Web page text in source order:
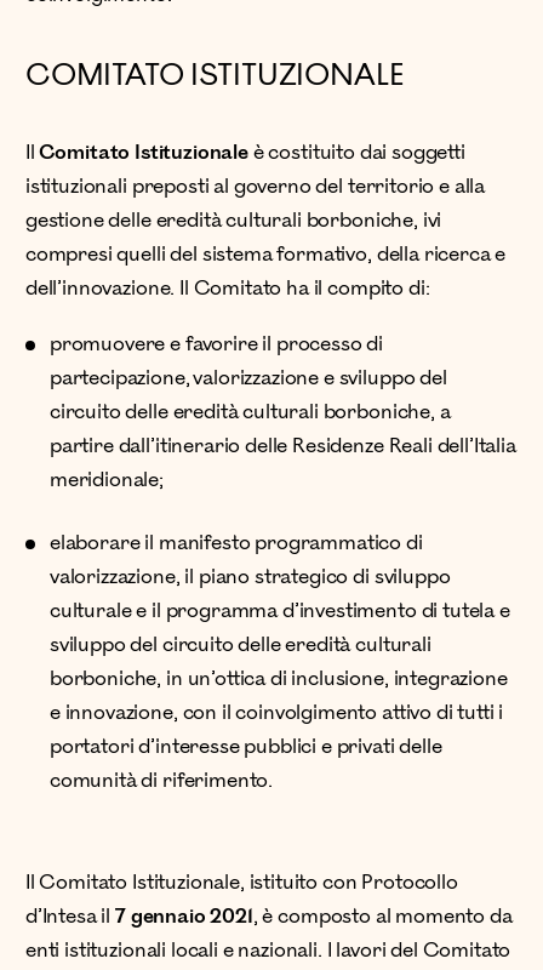
COMITATO ISTITUZIONALE
IlComitato Istituzionaleè costituito dai soggetti
istituzionali preposti al governo del territorio e alla
gestione delle eredità culturali borboniche, ivi
compresi quelli del sistema formativo, della ricerca e
dell’innovazione. Il Comitato ha il compito di:
promuovere e favorire il processo di
partecipazione, valorizzazione e sviluppo del
circuito delle eredità culturali borboniche, a
partire dall’itinerario delle Residenze Reali dell’Italia
meridionale;
elaborare il manifesto programmatico di
valorizzazione, il piano strategico di sviluppo
culturale e il programma d’investimento di tutela e
sviluppo del circuito delle eredità culturali
borboniche, in un’ottica di inclusione, integrazione
e innovazione, con il coinvolgimento attivo di tutti i
portatori d’interesse pubblici e privati delle
comunità di riferimento.
Il Comitato Istituzionale, istituito con Protocollo
d’Intesa il7 gennaio 2021, è composto al momento da
enti istituzionali locali e nazionali. I lavori del Comitato